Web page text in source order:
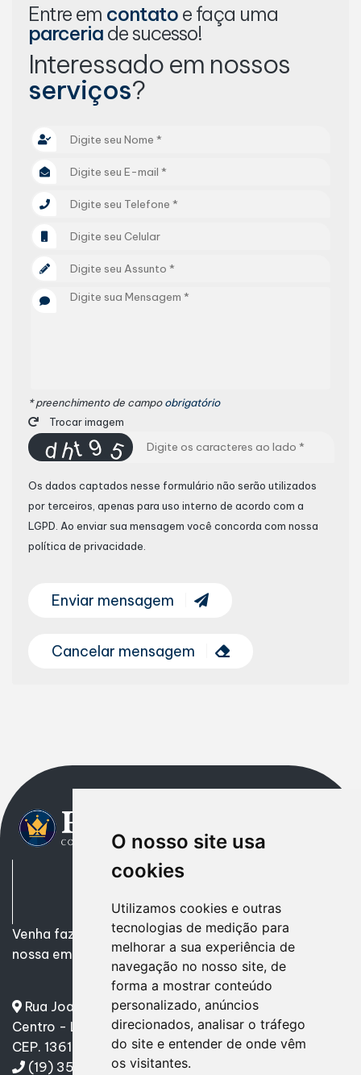
O nosso site usa
cookies
Utilizamos cookies e outras
tecnologias de medição para
melhorar a sua experiência de
navegação no nosso site, de
forma a mostrar conteúdo
personalizado, anúncios
direcionados, analisar o tráfego
do site e entender de onde vêm
os visitantes.
Entre em contato e faça uma
parceria de sucesso!
Interessado em nossos
serviços?
* preenchimento de campoobrigatório
Trocar imagem
Os dados captados nesse formulário não serão utilizados
por terceiros, apenas para uso interno de acordo com a
LGPD . Ao enviar sua mensagem você concorda com nossa
política de privacidade.
Enviar mensagem
Cancelar mensagem
Venha fazer uma parceria de Sucesso! Encontre em
nossa empresa tudo o que precisa.
Rua Joaquim Mourão, nº 760
Centro - Leme/SP
CEP. 13610-070
(19) 3571-9665